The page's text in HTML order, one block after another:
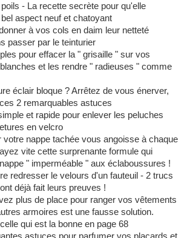
- La recette secrète pour qu'elle
aspect neuf et chatoyant
à vos cols en daim leur netteté
passer par le teinturier
pour effacer la " grisaille " sur vos
et les rendre " radieuses " comme
éclair bloque ? Arrêtez de vous énerver,
2 remarquables astuces
et rapide pour enlever les peluches
en velcro
votre nappe tachée vous angoisse à chaque
vite cette surprenante formule qui
" imperméable " aux éclaboussures !
redresser le velours d'un fauteuil - 2 trucs
déjà fait leurs preuves !
plus de place pour ranger vos vêtements
armoires est une fausse solution.
qui est la bonne en page 68